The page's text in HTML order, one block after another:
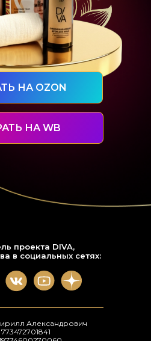
НА OZON
НА WB
проекта DIVA,
в социальных сетях:
Александрович